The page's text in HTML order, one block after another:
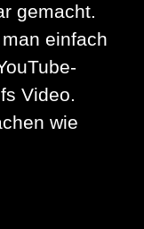
gemacht.
einfach
Video.
wie